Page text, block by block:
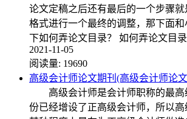
论文定稿之后还有最后的一个步骤
格式进行一个最终的调整，那下面
下如何弄论文目录？ 如何弄论文目录
2021-11-05
阅读量: 19690
高级会计师论文期刊(高级会计师论
高级会计师是会计师职称的最高
份已经增设了正高级会计师，所以